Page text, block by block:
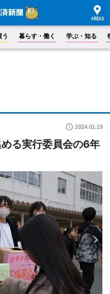
う 暮らす・働く 学ぶ・知る
2024.01.19
る実行委員会の6年